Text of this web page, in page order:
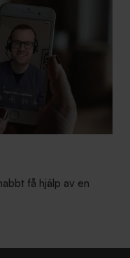
få hjälp av en